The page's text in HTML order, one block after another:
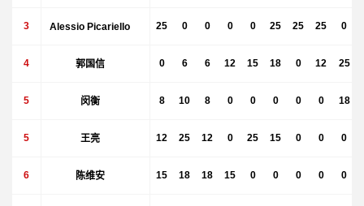
3 Alessio Picariello 25 0 0 0 0 25 25 25 0
4 郭国信 0 6 6 12 15 18 0 12 25
5 闵衡 8 10 8 0 0 0 0 0 18
5 王亮 12 25 12 0 25 15 0 0 0
6 陈维安 15 18 18 15 0 0 0 0 0